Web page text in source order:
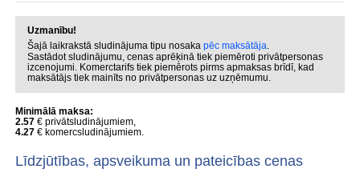
Uzmanību!
Šajā laikrakstā sludinājuma tipu nosaka pēc maksātāja.
Sastādot sludinājumu, cenas aprēķinā tiek piemēroti privātpersonas
izcenojumi. Komerctarifs tiek piemērots pirms apmaksas brīdī, kad
maksātājs tiek mainīts no privātpersonas uz uzņēmumu.
Minimālā maksa:
2.57€ privātsludinājumiem,
4.27€ komercsludinājumiem.
Līdzjūtības, apsveikuma un pateicības cenas